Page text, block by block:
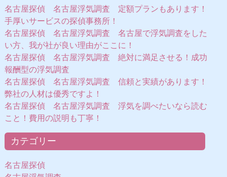
名古屋探偵 名古屋浮気調査 定額プランもあります！
手厚いサービスの探偵事務所！
名古屋探偵 名古屋浮気調査 名古屋で浮気調査をした
い方、我が社が良い理由がここに！
名古屋探偵 名古屋浮気調査 絶対に満足させる！成功
報酬型の浮気調査
名古屋探偵 名古屋浮気調査 信頼と実績があります！
弊社の人材は優秀ですよ！
名古屋探偵 名古屋浮気調査 浮気を調べたいなら読む
こと！費用の説明も丁寧！
カテゴリー
名古屋探偵